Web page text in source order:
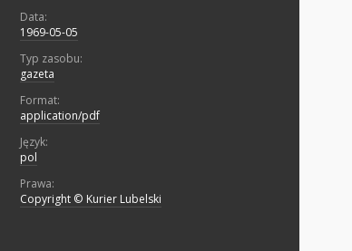
Data:
1969-05-05
Typ zasobu:
gazeta
Format:
application/pdf
Język:
pol
Prawa:
Copyright © Kurier Lubelski